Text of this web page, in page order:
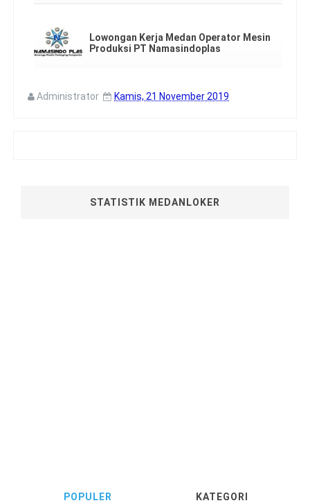
Lowongan Kerja Medan Operator Mesin
Produksi PT Namasindoplas
Administrator Kamis, 21 November 2019
STATISTIK MEDANLOKER
POPULER KATEGORI